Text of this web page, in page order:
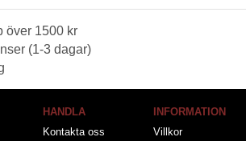
över 1500 kr
(1-3 dagar)
HANDLA
Kontakta oss
INFORMATION
Villkor